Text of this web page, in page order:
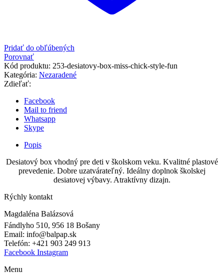
Pridať do obľúbených
Porovnať
Kód produktu: 253-desiatovy-box-miss-chick-style-fun
Kategória: Nezaradené
Zdieľať:
Facebook
Mail to friend
Whatsapp
Skype
Popis
Desiatový box vhodný pre deti v školskom veku. Kvalitné plastové
prevedenie. Dobre uzatvárateľný. Ideálny doplnok školskej
desiatovej výbavy. Atraktívny dizajn.
Rýchly kontakt
Magdaléna Balázsová
Fándlyho 510, 956 18 Bošany
Email: info@balpap.sk
Telefón: +421 903 249 913
Facebook Instagram
Menu